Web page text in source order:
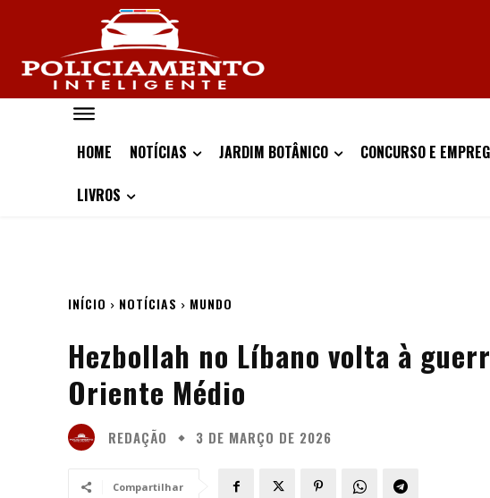
HOME NOTÍCIAS JARDIM BOTÂNICO CONCURSO E
LIVROS
INÍCIO NOTÍCIAS MUNDO
Hezbollah no Líbano volta à
Oriente Médio
REDAÇÃO 3 DE MARÇO DE 2026
Compartilhar